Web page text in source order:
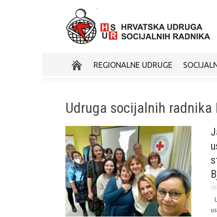
REGIONALNE UDRUGE
Udruga socijalnih